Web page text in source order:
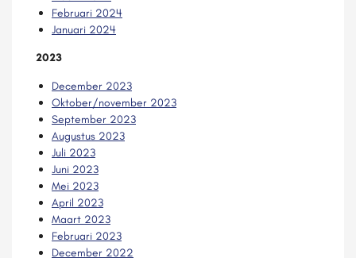
Februari 2024
Januari 2024
2023
December 2023
Oktober/november 2023
September 2023
Augustus 2023
Juli 2023
Juni 2023
Mei 2023
April 2023
Maart 2023
Februari 2023
December 2022